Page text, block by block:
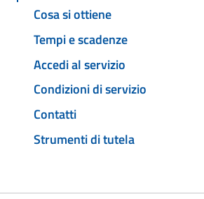
Cosa si ottiene
Tempi e scadenze
Accedi al servizio
Condizioni di servizio
Contatti
Strumenti di tutela